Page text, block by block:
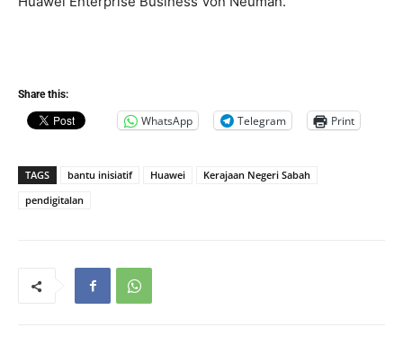
Share this:
WhatsApp Telegram Print
TAGS bantu inisiatif Huawei
Kerajaan Negeri Sabah
pendigitalan